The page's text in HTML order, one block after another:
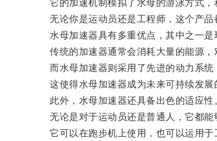
它的加速机制模拟了水母的游泳方式，
无论你是运动员还是工程师，这个产品
水母加速器具有多重优点，其中之一是
传统的加速器通常会消耗大量的能源，
而水母加速器则采用了先进的动力系统
这使得水母加速器成为未来可持续发展
此外，水母加速器还具备出色的适应性
无论是对于运动员还是普通人，它都能
它可以在跑步机上使用，也可以运用于